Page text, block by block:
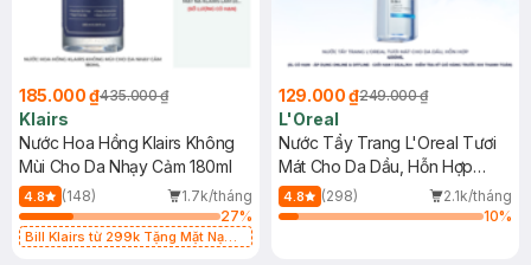
185.000 ₫435.000 ₫
Klairs
Nước Hoa Hồng Klairs Không
Mùi Cho Da Nhạy Cảm 180ml
4.8 (148)
1.7k/tháng
27%
Bill Klairs từ 299k Tặng Mặt Nạ
129.000 ₫249.000 ₫
L'Oreal
Nước Tẩy Trang L'Oreal Tươi
Mát Cho Da Dầu, Hỗn Hợp
400ml
4.8 (298)
2.1k/tháng
10%